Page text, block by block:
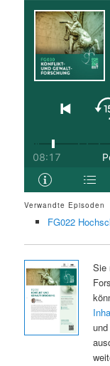
n
Verwandte Episoden
FG022
Sie